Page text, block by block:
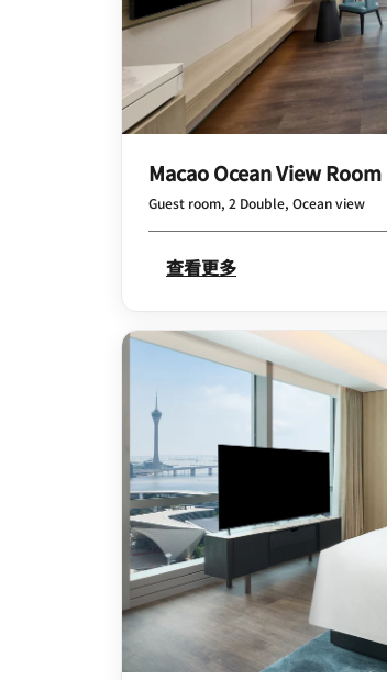
Macao Ocean View Room
Guest room, 2 Double, Ocean view
查看更多